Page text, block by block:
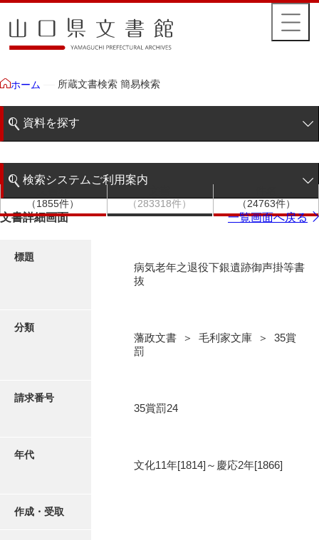
ホーム 所蔵文書検索 簡易検索
資料を探す
階層検索
写真・絵はがき
高画質画像ダウンロード
検索システムご利用案内
検索システムの利用について
（1855件）
（283318件）
（24763件）
文書詳細画面 一覧画面へ戻る
標題
病気老年之退役下銀遺跡御声掛等書
抜
分類
藩政文書 ＞ 毛利家文庫 ＞ 35賞
罰
請求番号
35賞罰24
年代
文化11年[1814]～慶応2年[1866]
作成・受取